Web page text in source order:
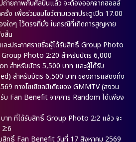
ายภาพกับศิลปินแล้ว จะต้องออกจากฮอลล์
ง เพื่อร่วมชมโชว์ตามเวลาประตูเปิด 17.00
งใดๆ ไว้ตรงที่นั่ง ในกรณีที่เกิดการสูญหาย
สิ้น
ละประกาศรายชื่อผู้ได้รับสิทธิ์ Group Photo
Photo 2:20 สำหรับบัตร 6,000
สำหรับบัตร 5,500 บาท และผู้ได้รับ
สำหรับบัตร 6,500 บาท ของการแสดงทั้ง
ทางโซเชียลมีเดียของ GMMTV (สงวน
บ Fan Benefit จากการ Random ได้เพียง
าท ที่ได้รับสิทธิ์ Group Photo 2:2 แล้ว จะ
สิทธิ์ Fan Benefit วันที่ 17 สิงหาคม 2569